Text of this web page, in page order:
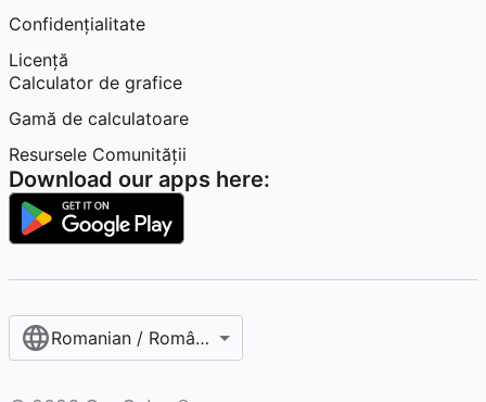
Confidențialitate
Licență
Calculator de grafice
Gamă de calculatoare
Resursele Comunității
Download our apps here:
Romanian / Română‎